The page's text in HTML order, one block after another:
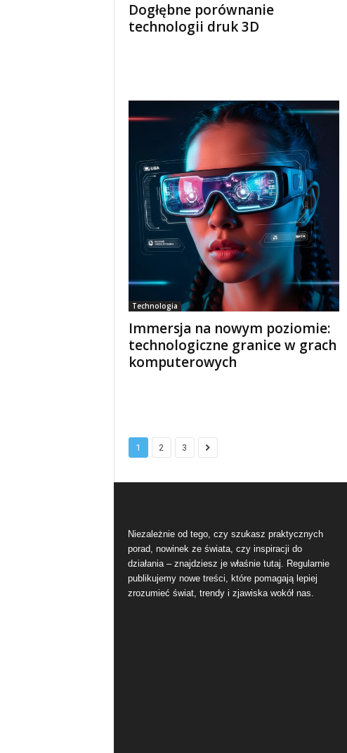
Dogłębne porównanie
technologii druk 3D
Technologia
Immersja na nowym poziomie:
technologiczne granice w grach
komputerowych
1 2 3
Niezależnie od tego, czy szukasz praktycznych
porad, nowinek ze świata, czy inspiracji do
działania – znajdziesz je właśnie tutaj. Regularnie
publikujemy nowe treści, które pomagają lepiej
zrozumieć świat, trendy i zjawiska wokół nas.